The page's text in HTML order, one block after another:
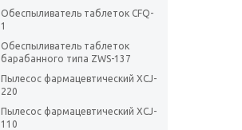
Обеспыливатель таблеток CFQ-
1
Обеспыливатель таблеток
барабанного типа ZWS-137
Пылесос фармацевтический XCJ-
220
Пылесос фармацевтический XCJ-
110